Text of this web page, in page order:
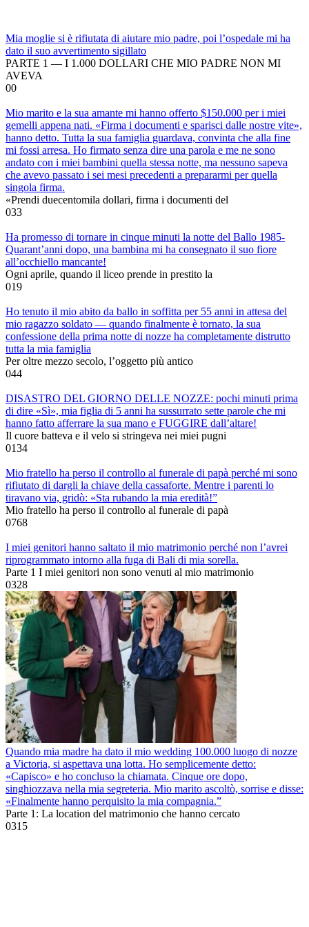
Mia moglie si è rifiutata di aiutare mio padre, poi l’ospedale mi ha
dato il suo avvertimento sigillato
PARTE 1 — I 1.000 DOLLARI CHE MIO PADRE NON MI
AVEVA
00
Mio marito e la sua amante mi hanno offerto $150.000 per i miei
gemelli appena nati. «Firma i documenti e sparisci dalle nostre vite»,
hanno detto. Tutta la sua famiglia guardava, convinta che alla fine
mi fossi arresa. Ho firmato senza dire una parola e me ne sono
andato con i miei bambini quella stessa notte, ma nessuno sapeva
che avevo passato i sei mesi precedenti a prepararmi per quella
singola firma.
«Prendi duecentomila dollari, firma i documenti del
033
Ha promesso di tornare in cinque minuti la notte del Ballo 1985-
Quarant’anni dopo, una bambina mi ha consegnato il suo fiore
all’occhiello mancante!
Ogni aprile, quando il liceo prende in prestito la
019
Ho tenuto il mio abito da ballo in soffitta per 55 anni in attesa del
mio ragazzo soldato — quando finalmente è tornato, la sua
confessione della prima notte di nozze ha completamente distrutto
tutta la mia famiglia
Per oltre mezzo secolo, l’oggetto più antico
044
DISASTRO DEL GIORNO DELLE NOZZE: pochi minuti prima
di dire «Sì», mia figlia di 5 anni ha sussurrato sette parole che mi
hanno fatto afferrare la sua mano e FUGGIRE dall’altare!
Il cuore batteva e il velo si stringeva nei miei pugni
0134
Mio fratello ha perso il controllo al funerale di papà perché mi sono
rifiutato di dargli la chiave della cassaforte. Mentre i parenti lo
tiravano via, gridò: «Sta rubando la mia eredità!”
Mio fratello ha perso il controllo al funerale di papà
0768
I miei genitori hanno saltato il mio matrimonio perché non l’avrei
riprogrammato intorno alla fuga di Bali di mia sorella.
Parte 1 I miei genitori non sono venuti al mio matrimonio
0328
Quando mia madre ha dato il mio wedding 100.000 luogo di nozze
a Victoria, si aspettava una lotta. Ho semplicemente detto:
«Capisco» e ho concluso la chiamata. Cinque ore dopo,
singhiozzava nella mia segreteria. Mio marito ascoltò, sorrise e disse:
«Finalmente hanno perquisito la mia compagnia.”
Parte 1: La location del matrimonio che hanno cercato
0315